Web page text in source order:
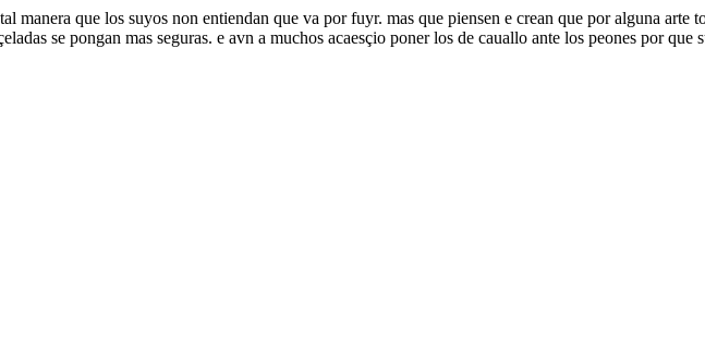
manera que los suyos non entiendan que va por fuyr. mas que piensen e crean que por alguna arte
se pongan mas seguras. e avn a muchos acaesçio poner los de cauallo ante los peones por que